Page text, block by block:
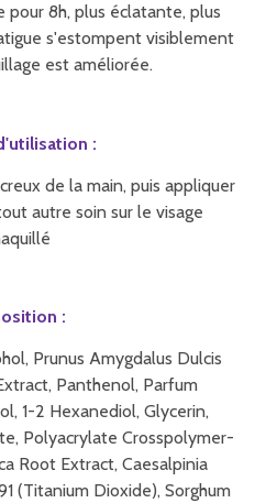
pour 8h, plus éclatante, plus
s'estompent visiblement
est améliorée.
:
de la main, puis appliquer
autre soin sur le visage
:
Prunus Amygdalus Dulcis
Panthenol, Parfum
1-2 Hexanediol, Glycerin,
Polyacrylate Crosspolymer-
Root Extract, Caesalpinia
(Titanium Dioxide), Sorghum